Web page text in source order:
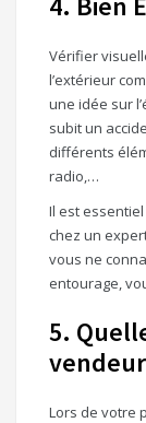
Vérifier
l’extérieur
une idée sur
subit un
différents
radio,…
Il est
chez un
vous ne
entourage,
5.
Lors de votre